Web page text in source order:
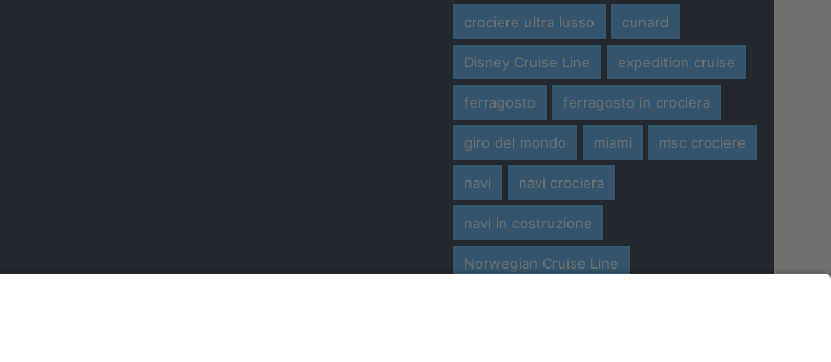
crociere ultra lusso cunard
Disney Cruise Line expedition cruise
ferragosto ferragosto in crociera
giro del mondo miami msc crociere
navi navi crociera
navi in costruzione
Norwegian Cruise Line